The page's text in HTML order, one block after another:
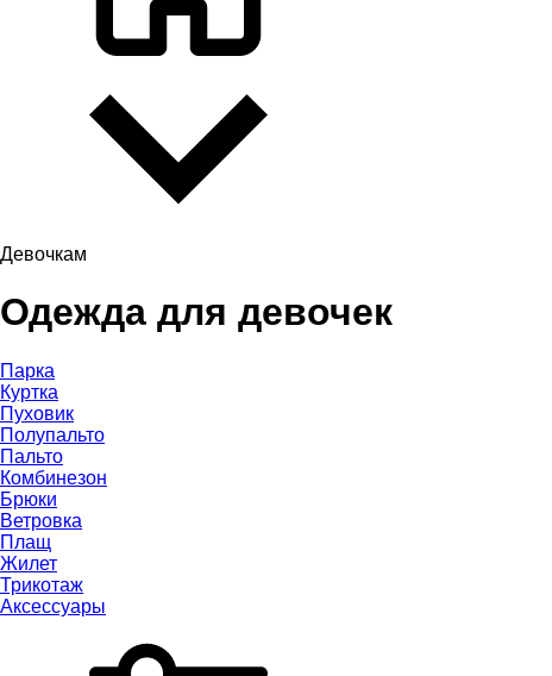
Девочкам
Одежда для девочек
Парка
Куртка
Пуховик
Полупальто
Пальто
Комбинезон
Брюки
Ветровка
Плащ
Жилет
Трикотаж
Аксессуары